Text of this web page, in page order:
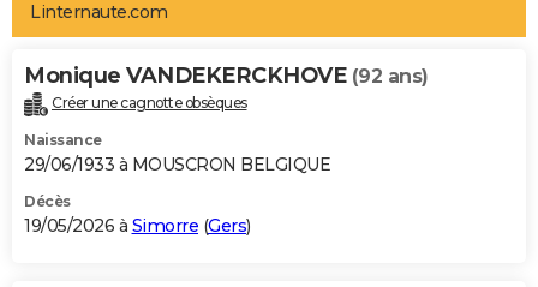
Art de vivre
Bien-être
Loisirs
Mode
Modes de vie
Alimentation
Guide de la santé
Maladies
Médicaments
Sommeil
VOYAGE
Destinations
City break
Voyage nature
Voyage de noces
Forum
Climat
+PHOTO
GUIDES D'ACHAT
BONS PLANS
Linternaute.com
Monique VANDEKERCKHOVE (92 ans)
Créer une cagnotte obsèques
Naissance
29/06/1933 à MOUSCRON BELGIQUE
Décès
19/05/2026 à Simorre (Gers)